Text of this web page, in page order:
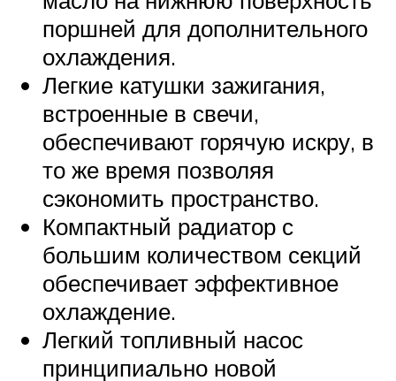
поршней для дополнительного
охлаждения.
Легкие катушки зажигания,
встроенные в свечи,
обеспечивают горячую искру, в
то же время позволяя
сэкономить пространство.
Компактный радиатор с
большим количеством секций
обеспечивает эффективное
охлаждение.
Легкий топливный насос
принципиально новой